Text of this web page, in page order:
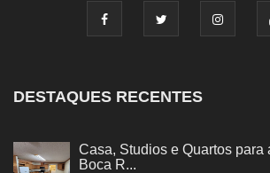
DESTAQUES RECENTES
Casa, Studios e Quartos para
Boca R...